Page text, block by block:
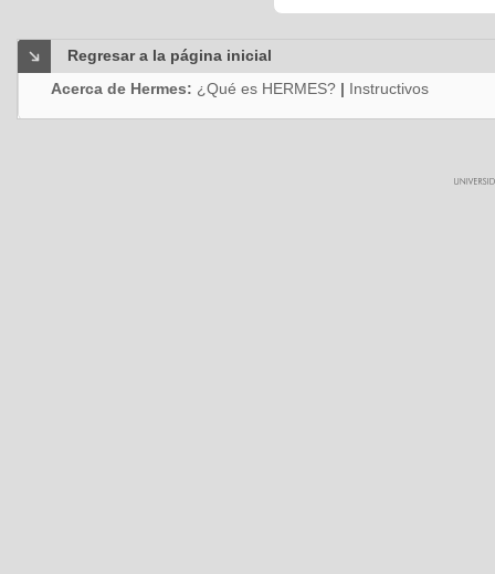
Regresar a la página inicial
Acerca de Hermes: ¿Qué es HERMES? | Instructivos